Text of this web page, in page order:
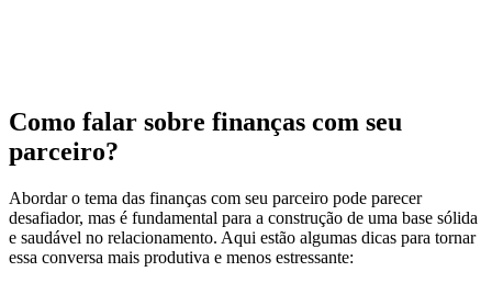
Como falar sobre finanças com seu
parceiro?
Abordar o tema das finanças com seu parceiro pode parecer
desafiador, mas é fundamental para a construção de uma base sólida
e saudável no relacionamento. Aqui estão algumas dicas para tornar
essa conversa mais produtiva e menos estressante: